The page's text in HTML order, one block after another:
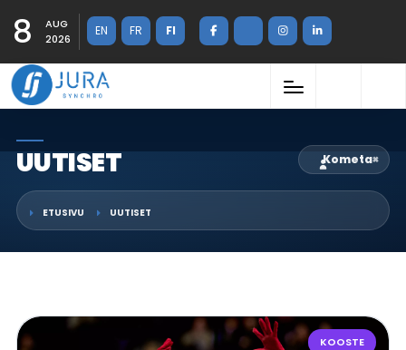
8
AUG
2026
EN FR FI
UUTISET Kometa×
ETUSIVU UUTISET
KOOSTE